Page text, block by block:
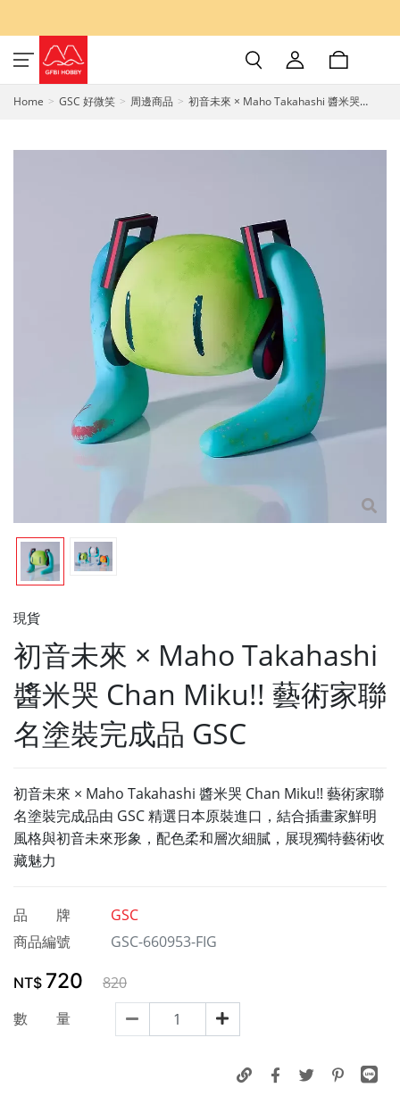
Home GSC 好微笑 周邊商品
初音未來 × Maho Takahashi 醬米哭
現貨
初音未來 × Maho Takahashi
醬米哭 Chan Miku!! 藝術家聯
名塗裝完成品 GSC
初音未來 × Maho Takahashi 醬米哭 Chan Miku!! 藝術家聯
名塗裝完成品由 GSC 精選日本原裝進口，結合插畫家鮮明
風格與初音未來形象，配色柔和層次細膩，展現獨特藝術收
藏魅力
品 牌
GSC
商品編號
GSC-660953-FIG
NT$ 720
820
數 量